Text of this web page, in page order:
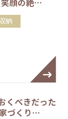
納
くべきだった
づくり…